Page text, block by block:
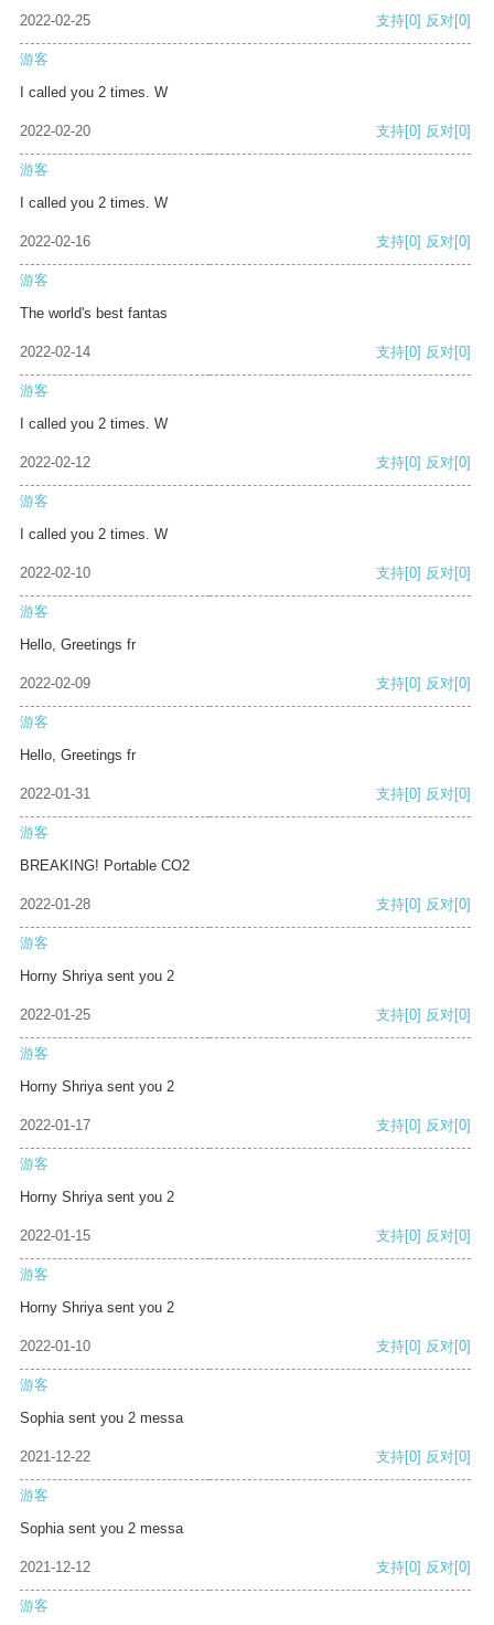
2022-02-25 支持[0] 反对[0]
游客
I called you 2 times. W
2022-02-20 支持[0] 反对[0]
游客
I called you 2 times. W
2022-02-16 支持[0] 反对[0]
游客
The world's best fantas
2022-02-14 支持[0] 反对[0]
游客
I called you 2 times. W
2022-02-12 支持[0] 反对[0]
游客
I called you 2 times. W
2022-02-10 支持[0] 反对[0]
游客
Hello, Greetings fr
2022-02-09 支持[0] 反对[0]
游客
Hello, Greetings fr
2022-01-31 支持[0] 反对[0]
游客
BREAKING! Portable CO2
2022-01-28 支持[0] 反对[0]
游客
Horny Shriya sent you 2
2022-01-25 支持[0] 反对[0]
游客
Horny Shriya sent you 2
2022-01-17 支持[0] 反对[0]
游客
Horny Shriya sent you 2
2022-01-15 支持[0] 反对[0]
游客
Horny Shriya sent you 2
2022-01-10 支持[0] 反对[0]
游客
Sophia sent you 2 messa
2021-12-22 支持[0] 反对[0]
游客
Sophia sent you 2 messa
2021-12-12 支持[0] 反对[0]
游客